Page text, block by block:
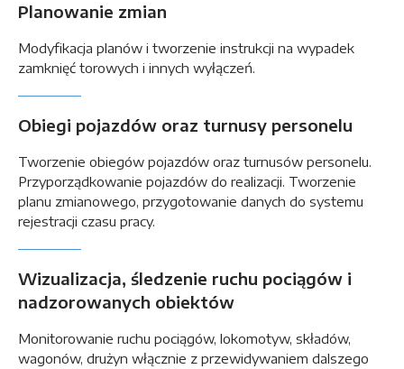
Planowanie zmian
Modyfikacja planów i tworzenie instrukcji na wypadek
zamknięć torowych i innych wyłączeń.
Obiegi pojazdów oraz turnusy personelu
Tworzenie obiegów pojazdów oraz turnusów personelu.
Przyporządkowanie pojazdów do realizacji. Tworzenie
planu zmianowego, przygotowanie danych do systemu
rejestracji czasu pracy.
Wizualizacja, śledzenie ruchu pociągów i
nadzorowanych obiektów
Monitorowanie ruchu pociągów, lokomotyw, składów,
wagonów, drużyn włącznie z przewidywaniem dalszego